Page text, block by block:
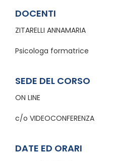
DOCENTI
ZITARELLI ANNAMARIA
Psicologa formatrice
SEDE DEL CORSO
ON LINE
c/o VIDEOCONFERENZA
DATE ED ORARI